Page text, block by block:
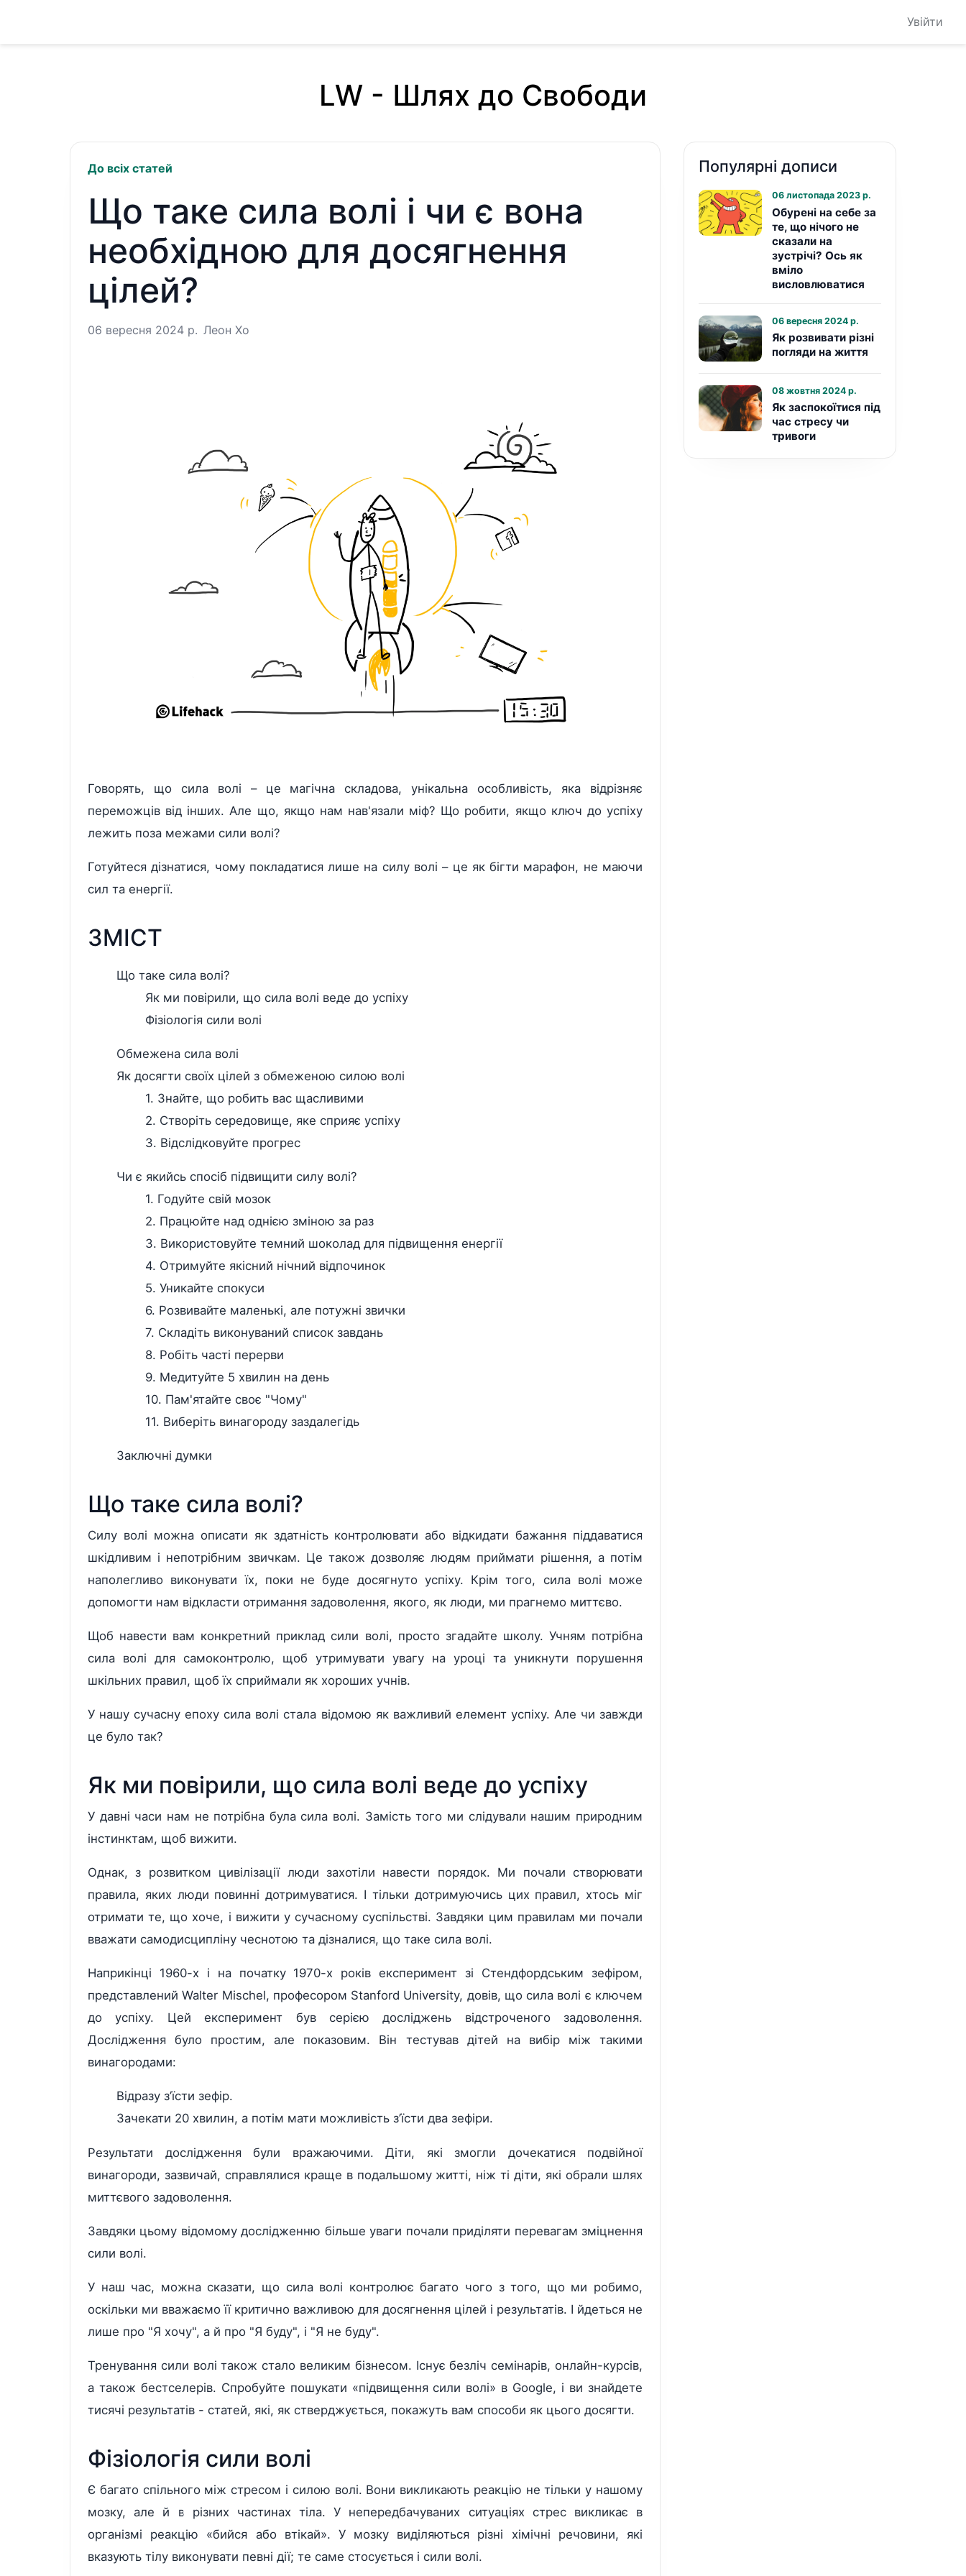
Увійти
LW - Шлях до Свободи
До всіх статей
Що таке сила волі і чи є вона
необхідною для досягнення
цілей?
06 вересня 2024 р. Леон Хо
Говорять, що сила волі – це магічна складова, унікальна особливість, яка відрізняє
переможців від інших. Але що, якщо нам нав'язали міф? Що робити, якщо ключ до успіху
лежить поза межами сили волі?
Готуйтеся дізнатися, чому покладатися лише на силу волі – це як бігти марафон, не маючи
сил та енергії.
ЗМІСТ
Що таке сила волі?
Як ми повірили, що сила волі веде до успіху
Фізіологія сили волі
Обмежена сила волі
Як досягти своїх цілей з обмеженою силою волі
1. Знайте, що робить вас щасливими
2. Створіть середовище, яке сприяє успіху
3. Відслідковуйте прогрес
Чи є якийсь спосіб підвищити силу волі?
1. Годуйте свій мозок
2. Працюйте над однією зміною за раз
3. Використовуйте темний шоколад для підвищення енергії
4. Отримуйте якісний нічний відпочинок
5. Уникайте спокуси
6. Розвивайте маленькі, але потужні звички
7. Складіть виконуваний список завдань
8. Робіть часті перерви
9. Медитуйте 5 хвилин на день
10. Пам'ятайте своє "Чому"
11. Виберіть винагороду заздалегідь
Заключні думки
Що таке сила волі?
Силу волі можна описати як здатність контролювати або відкидати бажання піддаватися
шкідливим і непотрібним звичкам. Це також дозволяє людям приймати рішення, а потім
наполегливо виконувати їх, поки не буде досягнуто успіху. Крім того, сила волі може
допомогти нам відкласти отримання задоволення, якого, як люди, ми прагнемо миттєво.
Щоб навести вам конкретний приклад сили волі, просто згадайте школу. Учням потрібна
сила волі для самоконтролю, щоб утримувати увагу на уроці та уникнути порушення
шкільних правил, щоб їх сприймали як хороших учнів.
У нашу сучасну епоху сила волі стала відомою як важливий елемент успіху. Але чи завжди
це було так?
Як ми повірили, що сила волі веде до успіху
У давні часи нам не потрібна була сила волі. Замість того ми слідували нашим природним
інстинктам, щоб вижити.
Однак, з розвитком цивілізації люди захотіли навести порядок. Ми почали створювати
правила, яких люди повинні дотримуватися. І тільки дотримуючись цих правил, хтось міг
отримати те, що хоче, і вижити у сучасному суспільстві. Завдяки цим правилам ми почали
вважати самодисципліну чеснотою та дізналися, що таке сила волі.
Наприкінці 1960-х і на початку 1970-х років експеримент зі Стендфордським зефіром,
представлений Walter Mischel, професором Stanford University, довів, що сила волі є ключем
до успіху. Цей експеримент був серією досліджень відстроченого задоволення.
Дослідження було простим, але показовим. Він тестував дітей на вибір між такими
винагородами:
Відразу з’їсти зефір.
Зачекати 20 хвилин, а потім мати можливість з’їсти два зефіри.
Результати дослідження були вражаючими. Діти, які змогли дочекатися подвійної
винагороди, зазвичай, справлялися краще в подальшому житті, ніж ті діти, які обрали шлях
миттєвого задоволення.
Завдяки цьому відомому дослідженню більше уваги почали приділяти перевагам зміцнення
сили волі.
У наш час, можна сказати, що сила волі контролює багато чого з того, що ми робимо,
оскільки ми вважаємо її критично важливою для досягнення цілей і результатів. І йдеться не
лише про "Я хочу", а й про "Я буду", і "Я не буду".
Тренування сили волі також стало великим бізнесом. Існує безліч семінарів, онлайн-курсів,
а також бестселерів. Спробуйте пошукати «підвищення сили волі» в Google, і ви знайдете
тисячі результатів - статей, які, як стверджується, покажуть вам способи як цього досягти.
Фізіологія сили волі
Є багато спільного між стресом і силою волі. Вони викликають реакцію не тільки у нашому
мозку, але й в різних частинах тіла. У непередбачуваних ситуаціях стрес викликає в
організмі реакцію «бийся або втікай». У мозку виділяються різні хімічні речовини, які
вказують тілу виконувати певні дії; те саме стосується і сили волі.
Популярні дописи
06 листопада 2023 р.
Обурені на себе за
те, що нічого не
сказали на
зустрічі? Ось як
вміло
висловлюватися
06 вересня 2024 р.
Як розвивати різні
погляди на життя
08 жовтня 2024 р.
Як заспокоїтися під
час стресу чи
тривоги